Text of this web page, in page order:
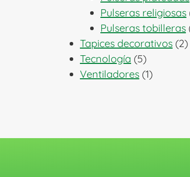
Pulseras religiosas
Pulseras tobilleras
Tapices decorativos 22
Tecnología 55
productos
Ventiladores 11